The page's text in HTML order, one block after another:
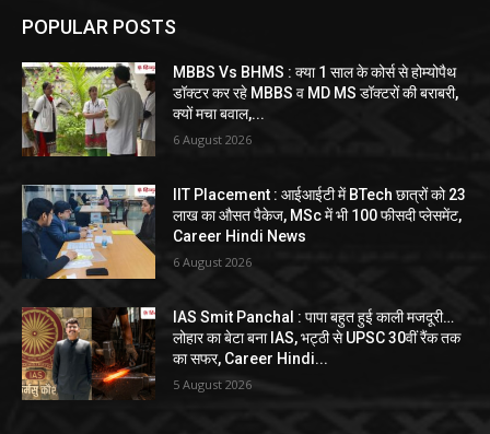
POPULAR POSTS
MBBS Vs BHMS : क्या 1 साल के कोर्स से होम्योपैथ
डॉक्टर कर रहे MBBS व MD MS डॉक्टरों की बराबरी,
क्यों मचा बवाल,...
6 August 2026
IIT Placement : आईआईटी में BTech छात्रों को 23
लाख का औसत पैकेज, MSc में भी 100 फीसदी प्लेसमेंट,
Career Hindi News
6 August 2026
IAS Smit Panchal : पापा बहुत हुई काली मजदूरी…
लोहार का बेटा बना IAS, भट्ठी से UPSC 30वीं रैंक तक
का सफर, Career Hindi...
5 August 2026